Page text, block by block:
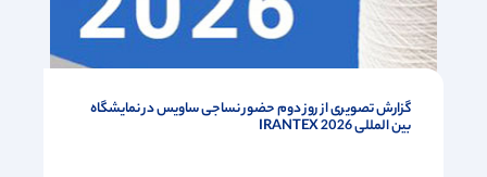
گزارش تصویری از روز دوم حضور نساجی ساویس در نمایشگاه
بین المللی IRANTEX 2026